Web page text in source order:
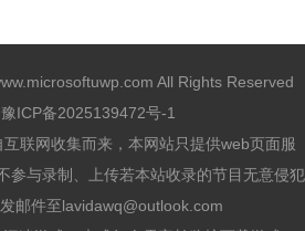
All Rights Reserved
豫ICP备2025139472号-1
联网收集而来，本网站只提供web页面服
参与录制、上传若本站收录的节目无意侵犯
邮件至lavidawq@outlook.com